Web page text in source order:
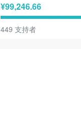
¥99,246.66
449 支持者